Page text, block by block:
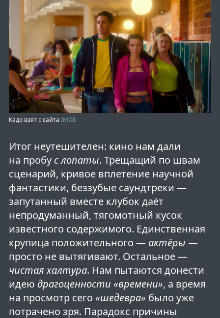
Кадр взят с сайта IMDb
Итог неутешителен: кино нам дали
на пробу с лопаты. Трещащий по швам
сценарий, кривое вплетение научной
фантастики, беззубые саундтреки —
запутанный вместе клубок даёт
непродуманный, тягомотный кусок
известного содержимого. Единственная
крупица положительного — актёры —
просто не вытягивают. Остальное —
чистая халтура. Нам пытаются донести
идею драгоценности «времени», а время
на просмотр сего «шедевра» было уже
потрачено зря. Парадокс причины